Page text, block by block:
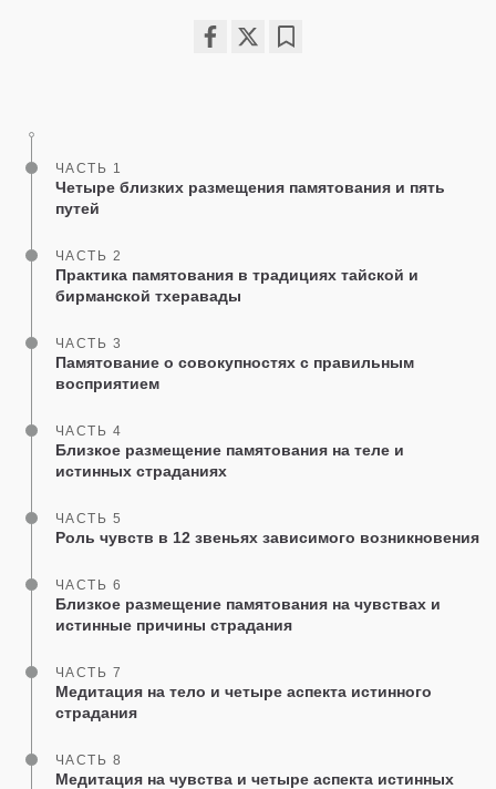
ЧАСТЬ 1
Четыре близких размещения памятования и пять
путей
ЧАСТЬ 2
Практика памятования в традициях тайской и
бирманской тхеравады
ЧАСТЬ 3
Памятование о совокупностях с правильным
восприятием
ЧАСТЬ 4
Близкое размещение памятования на теле и
истинных страданиях
ЧАСТЬ 5
Роль чувств в 12 звеньях зависимого возникновения
ЧАСТЬ 6
Близкое размещение памятования на чувствах и
истинные причины страдания
ЧАСТЬ 7
Медитация на тело и четыре аспекта истинного
страдания
ЧАСТЬ 8
Медитация на чувства и четыре аспекта истинных